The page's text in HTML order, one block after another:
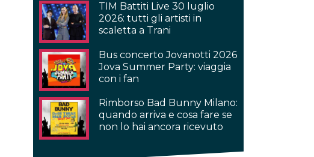
TIM Battiti Live 30 luglio
2026: tutti gli artisti in
scaletta a Trani
Bus concerto Jovanotti 2026
Jova Summer Party: viaggia
con i fan
Rimborso Bad Bunny Milano:
quando arriva e cosa fare se
non lo hai ancora ricevuto